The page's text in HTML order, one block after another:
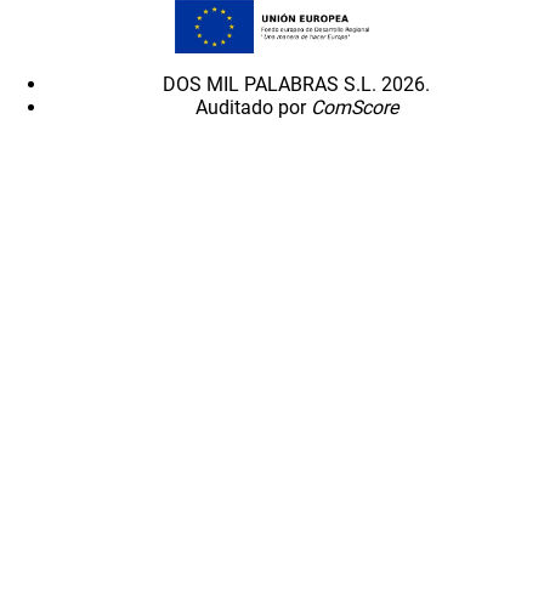
DOS MIL PALABRAS S.L. 2026.
Auditado por ComScore